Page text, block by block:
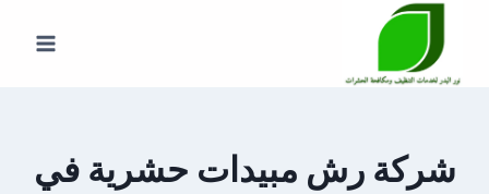
المحتوى
شركة رش مبيدات حشرية في